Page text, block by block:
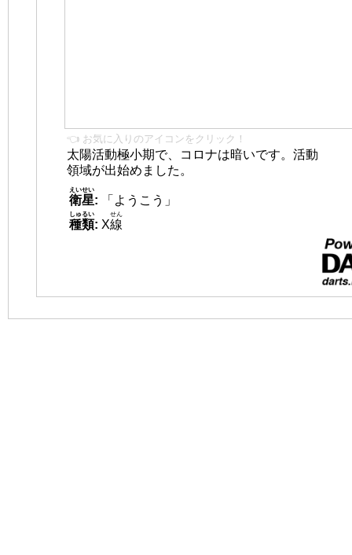
👈 お気に入りのアイコンをクリック！
太陽活動極小期で、コロナは暗いです。活動
領域が出始めました。
衛星
えいせい
:
「ようこう」
種類
しゅるい
: X線
せん